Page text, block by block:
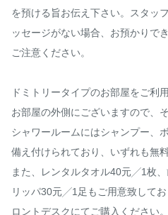
を預ける旨お伝え下さい。スタッ
ッセージがない場合、お預かりで
ご注意ください。
ドミトリータイプのお部屋をご利
お部屋の外側にございますので、
シャワールームにはシャンプー、
備え付けられており、いずれも無
また、レンタルタオル40元╱1枚
リッパ30元╱1足もご用意致して
ロントデスクにてご購入ください。